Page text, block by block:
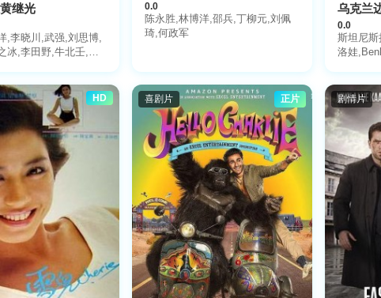
继光
,李晓川,武强,刘思博,
冰,李田野,牛北壬,迟
0.0
陈永胜,林博洋,邵兵,丁柳元,刘佩
琦,何政军
乌克兰
0.0
斯坦尼斯
洛娃
HD 喜剧片 正片 剧情片